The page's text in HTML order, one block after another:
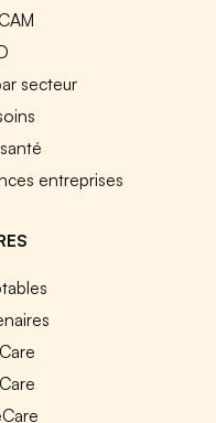
secteur
entreprises